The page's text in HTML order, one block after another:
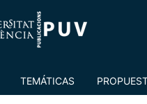
TEMÁTICAS